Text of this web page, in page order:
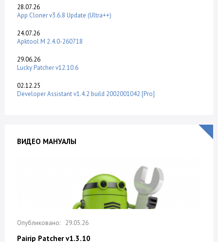
28.07.26
App Cloner v3.6.8 Update (Ultra++)
24.07.26
Apktool M 2.4.0-260718
29.06.26
Lucky Patcher v12.10.6
02.12.25
Developer Assistant v1.4.2 build 2002001042 [Pro]
ВИДЕО МАНУАЛЫ
29.05.26
Pairip Patcher v1.3.10